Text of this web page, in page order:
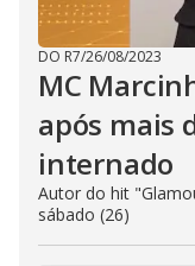
DO R7/26/08/2023
MC
após mais
internado
Autor do hit
sábado (26)